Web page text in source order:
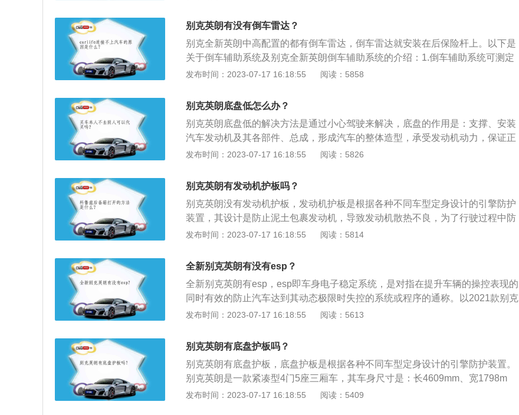
牌旗下继新君威、新君越以及昂科雷之后，第四款基于通用新全球平台生产的车
型，秉承别克“动感流畅”的设计语言，汲取Riviera概念车的经典元素，配有全新
飞翼式镀铬进气格栅、展翼型LED自动感应大灯、展翼型LED尾灯、车身双掠峰
特征线、超大视野外后视镜、16寸双五辐豪华双色铝合金轮毂。
别克英朗有没有倒车雷达？
别克全新英朗中高配置的都有倒车雷达，倒车雷达就安装在后保险杆上。以下是
关于倒车辅助系统及别克全新英朗倒车辅助系统的介绍：1.倒车辅助系统可测定
车辆和后障碍物之间的距离，让驻车变得更加容易。它通过听觉信号对驾驶员进
后方有潜在危险的障碍物。3.当车辆后方检测到障碍物时，系统会发出哗哗的报
警声。当车辆距离障碍物越来越近，报警音的频率逐渐变高;当报警音为连续长鸣
音的时候，提示车辆不能继续靠近。
发布时间：2023-07-17 16:18:55 阅读：5858
别克英朗底盘低怎么办？
别克英朗底盘低的解决方法是通过小心驾驶来解决，底盘的作用是：支撑、安装
汽车发动机及其各部件、总成，形成汽车的整体造型，承受发动机动力，保证正
常行驶。以2021款英朗为例，其车身尺寸是：长4609mm、宽1798mm、高1486
机，最大功率是120kw，最大扭矩是230nm，与其匹配的是6挡手自一体变速
箱。
发布时间：2023-07-17 16:18:55 阅读：5826
别克英朗有发动机护板吗？
别克英朗没有发动机护板，发动机护板是根据各种不同车型定身设计的引擎防护
装置，其设计是防止泥土包裹发动机，导致发动机散热不良，为了行驶过程中防
止由于凹凸不平的路面对发动机造成撞击而造成发动机的损坏。以2021款英朗为
箱容积为44l，其搭载了1.3t涡轮增压发动机，最大功率是120kw，最大扭矩是23
0nm，与其匹配的是6挡手自一体变速箱。
发布时间：2023-07-17 16:18:55 阅读：5814
全新别克英朗有没有esp？
全新别克英朗有esp，esp即车身电子稳定系统，是对指在提升车辆的操控表现的
同时有效的防止汽车达到其动态极限时失控的系统或程序的通称。以2021款别克
英朗为例，其是一款紧凑型车，车身尺寸是：长4609mm、宽1798mm、高1486
独立悬架，后悬架是多连杆式独立悬架，搭载了1.3t涡轮增压发动机，最大马力
是163ps，最大扭矩是230nm，最大功率是120kw，与其匹配的是6挡手自一体变
速箱。
发布时间：2023-07-17 16:18:55 阅读：5613
别克英朗有底盘护板吗？
别克英朗有底盘护板，底盘护板是根据各种不同车型定身设计的引擎防护装置。
别克英朗是一款紧凑型4门5座三厢车，其车身尺寸是：长4609mm、宽1798m
m、高1486mm，轴距为2640mm。别克英朗搭载了1.3T涡轮增压发动机和6挡手
发布时间：2023-07-17 16:18:55 阅读：5409